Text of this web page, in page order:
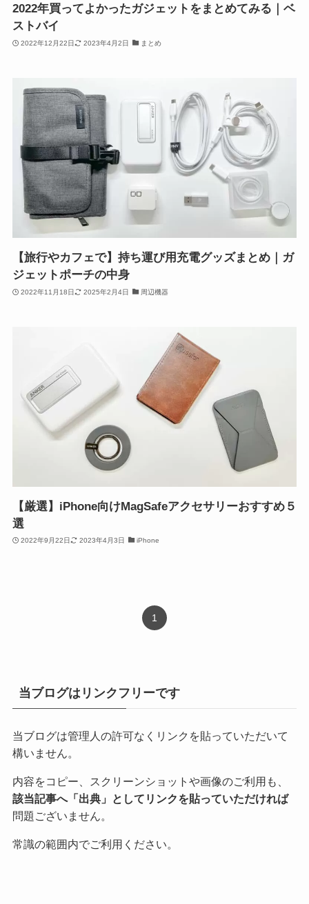
2022年買ってよかったガジェットをまとめてみる｜ベ
ストバイ
2022年12月22日 2023年4月2日 まとめ
【旅行やカフェで】持ち運び用充電グッズまとめ｜ガ
ジェットポーチの中身
2022年11月18日 2025年2月4日 周辺機器
【厳選】iPhone向けMagSafeアクセサリーおすすめ５
選
2022年9月22日 2023年4月3日 iPhone
1
当ブログはリンクフリーです
当ブログは管理人の許可なくリンクを貼っていただいて
構いません。
内容をコピー、スクリーンショットや画像のご利用も、
該当記事へ「出典」としてリンクを貼っていただければ
問題ございません。
常識の範囲内でご利用ください。